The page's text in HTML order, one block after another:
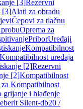
[3]Rezervni
[3]Alati za obradu
Čepovi za tlačnu
Oprema za
PriborUređaji
Kompatibilnost
uređaja
[2]Rezervni
[2]Kompatibilnost
Kompatibilnost
grijanje i hlađenje
Silent-db20 /